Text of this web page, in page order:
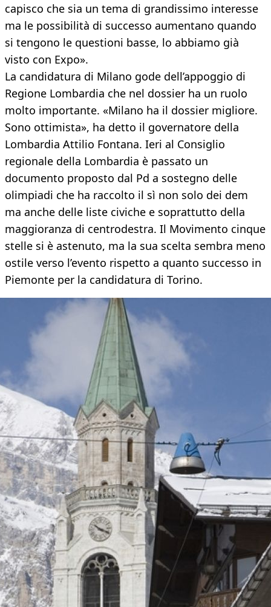
capisco che sia un tema di grandissimo interesse
ma le possibilità di successo aumentano quando
si tengono le questioni basse, lo abbiamo già
visto con Expo».
La candidatura di Milano gode dell’appoggio di
Regione Lombardia che nel dossier ha un ruolo
molto importante. «Milano ha il dossier migliore.
Sono ottimista», ha detto il governatore della
Lombardia Attilio Fontana. Ieri al Consiglio
regionale della Lombardia è passato un
documento proposto dal Pd a sostegno delle
olimpiadi che ha raccolto il sì non solo dei dem
ma anche delle liste civiche e soprattutto della
maggioranza di centrodestra. Il Movimento cinque
stelle si è astenuto, ma la sua scelta sembra meno
ostile verso l’evento rispetto a quanto successo in
Piemonte per la candidatura di Torino.